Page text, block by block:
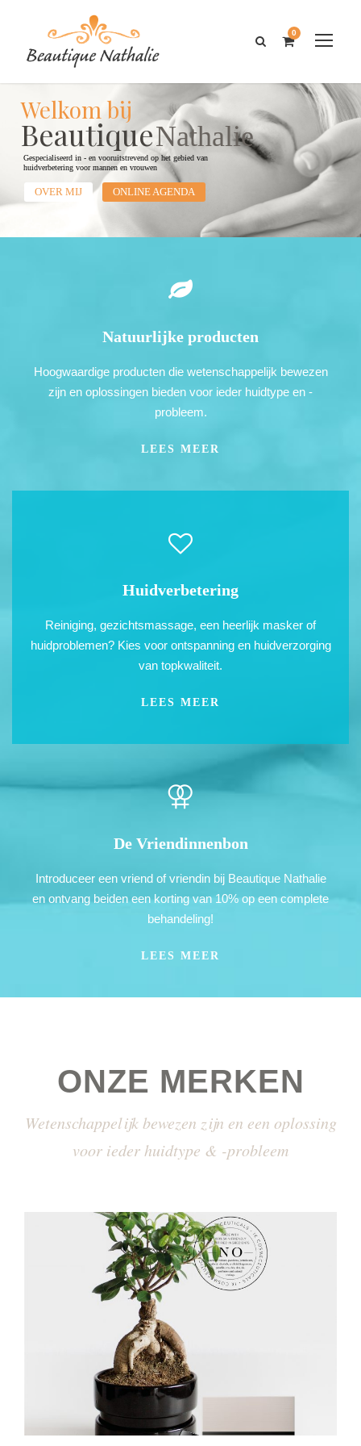
0
Welkom bij
Beautique
OVER MIJ
Nathalie
Gespecialiseerd in - en vooruitstrevend op het gebied van
huidverbetering voor mannen en vrouwen
ONLINE AGENDA
Natuurlijke producten
Hoogwaardige producten die wetenschappelijk bewezen
zijn en oplossingen bieden voor ieder huidtype en -
probleem.
LEES MEER
Huidverbetering
Reiniging, gezichtsmassage, een heerlijk masker of
huidproblemen? Kies voor ontspanning en huidverzorging
van topkwaliteit.
LEES MEER
De Vriendinnenbon
Introduceer een vriend of vriendin bij Beautique Nathalie
en ontvang beiden een korting van 10% op een complete
behandeling!
LEES MEER
ONZE MERKEN
Wetenschappelijk bewezen zijn en een oplossing
voor ieder huidtype & -probleem